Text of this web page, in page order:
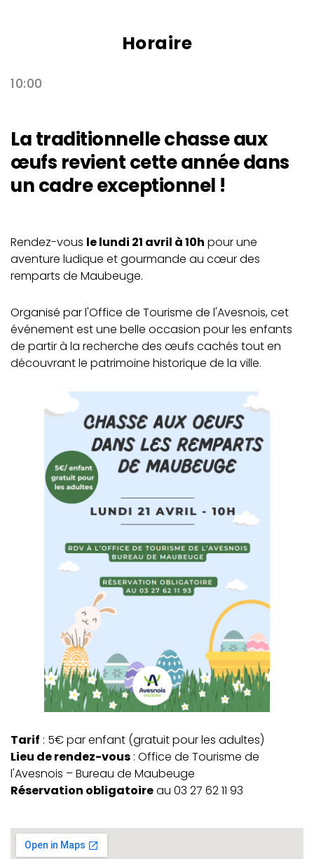
Horaire
10:00
La traditionnelle chasse aux
œufs revient cette année dans
un cadre exceptionnel !
Rendez-vous le lundi 21 avril à 10h pour une
aventure ludique et gourmande au cœur des
remparts de Maubeuge.
Organisé par l'Office de Tourisme de l'Avesnois, cet
événement est une belle occasion pour les enfants
de partir à la recherche des œufs cachés tout en
découvrant le patrimoine historique de la ville.
Tarif : 5€ par enfant (gratuit pour les adultes)
Lieu de rendez-vous : Office de Tourisme de
l'Avesnois – Bureau de Maubeuge
Réservation obligatoireau 03 27 62 11 93